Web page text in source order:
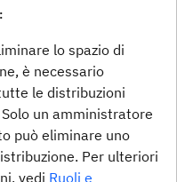
lo spazio di
è necessario
le distribuzioni
un amministratore
può eliminare uno
Per ulteriori
vedi Ruoli e